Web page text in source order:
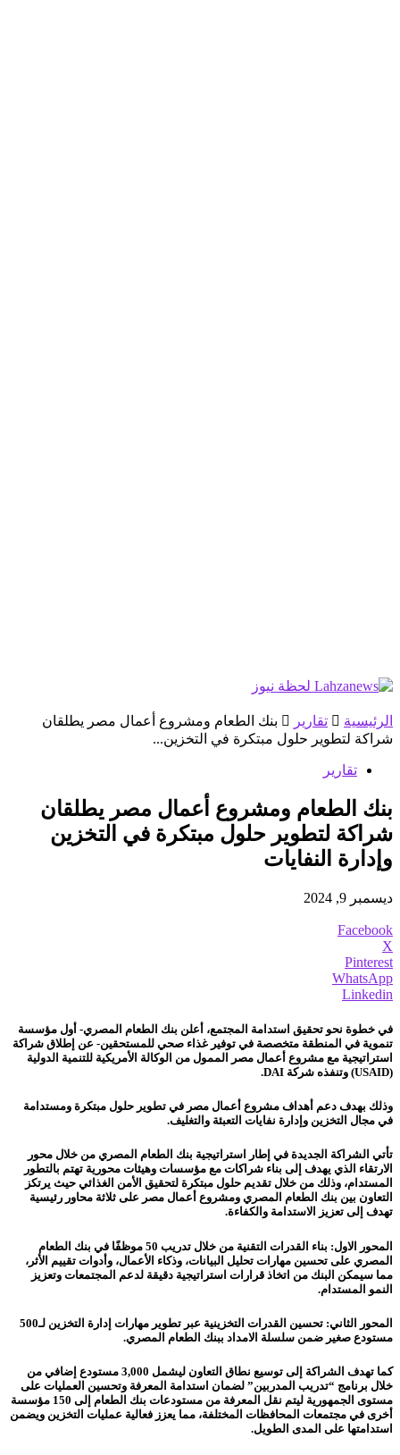
الرئيسية تقارير
بنك الطعام ومشروع أعمال مصر يطلقان
شراكة لتطوير حلول مبتكرة في التخزين...
تقارير
بنك الطعام ومشروع أعمال مصر يطلقان
شراكة لتطوير حلول مبتكرة في التخزين
وإدارة النفايات
ديسمبر 9, 2024
Facebook
X
Pinterest
WhatsApp
Linkedin
في خطوة نحو تحقيق استدامة المجتمع، أعلن بنك الطعام المصري- أول مؤسسة
تنموية في المنطقة متخصصة في توفير غذاء صحي للمستحقين- عن إطلاق شراكة
استراتيجية مع مشروع أعمال مصر الممول من الوكالة الأمريكية للتنمية الدولية
(USAID) وتنفذه شركة DAI.
وذلك بهدف دعم أهداف مشروع أعمال مصر في تطوير حلول مبتكرة ومستدامة
في مجال التخزين وإدارة نفايات التعبئة والتغليف.
تأتي الشراكة الجديدة في إطار استراتيجية بنك الطعام المصري من خلال محور
الارتقاء الذي يهدف إلى بناء شراكات مع مؤسسات وهيئات محورية تهتم بالتطور
المستدام، وذلك من خلال تقديم حلول مبتكرة لتحقيق الأمن الغذائي حيث يرتكز
التعاون بين بنك الطعام المصري ومشروع أعمال مصر على ثلاثة محاور رئيسية
تهدف إلى تعزيز الاستدامة والكفاءة.
المحور الاول: بناء القدرات التقنية من خلال تدريب 50 موظفًا في بنك الطعام
المصري على تحسين مهارات تحليل البيانات، وذكاء الأعمال، وأدوات تقييم الأثر،
مما سيمكن البنك من اتخاذ قرارات استراتيجية دقيقة لدعم المجتمعات وتعزيز
النمو المستدام.
المحور الثاني: تحسين القدرات التخزينية عبر تطوير مهارات إدارة التخزين لـ500
مستودع صغير ضمن سلسلة الامداد ببنك الطعام المصري.
كما تهدف الشراكة إلى توسيع نطاق التعاون ليشمل 3,000 مستودع إضافي من
خلال برنامج “تدريب المدربين” لضمان استدامة المعرفة وتحسين العمليات على
مستوى الجمهورية ليتم نقل المعرفة من مستودعات بنك الطعام إلى 150 مؤسسة
أخرى في مجتمعات المحافظات المختلفة، مما يعزز فعالية عمليات التخزين ويضمن
استدامتها على المدى الطويل.